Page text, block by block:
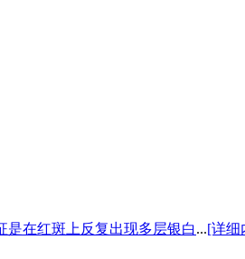
是在红斑上反复出现多层银白...[详细